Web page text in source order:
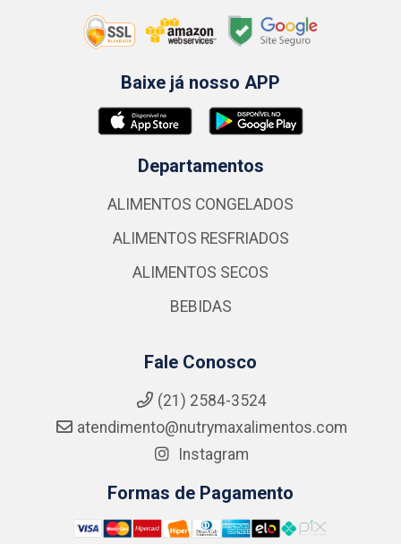
Baixe já nosso APP
Departamentos
ALIMENTOS CONGELADOS
ALIMENTOS RESFRIADOS
ALIMENTOS SECOS
BEBIDAS
Fale Conosco
(21) 2584-3524
atendimento@nutrymaxalimentos.com
Instagram
Formas de Pagamento